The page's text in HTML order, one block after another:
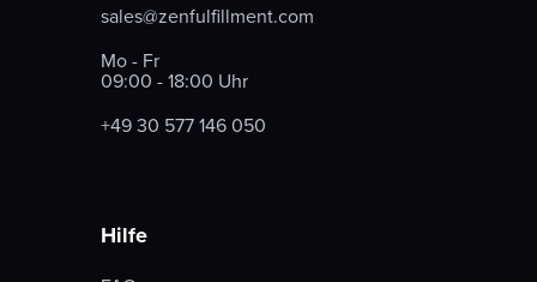
sales@zenfulfillment.com
Mo - Fr
09:00 - 18:00 Uhr
+49 30 577 146 050
Hilfe